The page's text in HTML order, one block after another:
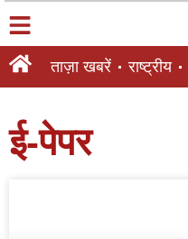
ताज़ा खबरें राष्ट्रीय
ई-पेपर